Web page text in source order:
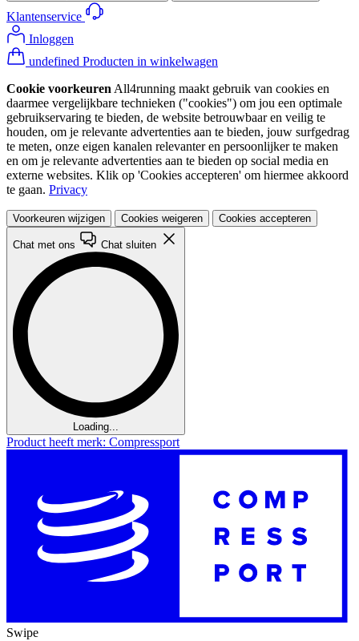
Klantenservice
Inloggen
undefined Producten in winkelwagen
Cookie voorkeuren All4running maakt gebruik van cookies en
daarmee vergelijkbare technieken ("cookies") om jou een optimale
gebruikservaring te bieden, de website betrouwbaar en veilig te
houden, om je relevante advertenties aan te bieden, jouw surfgedrag
te meten, onze eigen kanalen relevanter en persoonlijker te maken
en om je relevante advertenties aan te bieden op social media en
externe websites. Klik op 'Cookies accepteren' om hiermee akkoord
te gaan. Privacy
Voorkeuren wijzigen Cookies weigeren Cookies accepteren
Chat met ons Chat sluiten
Loading...
Product heeft merk: Compressport
Swipe